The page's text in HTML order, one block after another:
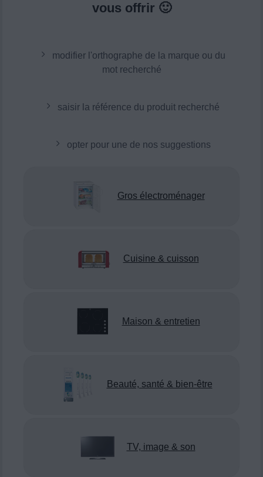
vous offrir 🙂
modifier l'orthographe de la marque ou du
mot recherché
saisir la référence du produit recherché
opter pour une de nos suggestions
Gros électroménager
Cuisine & cuisson
Maison & entretien
Beauté, santé & bien-être
TV, image & son